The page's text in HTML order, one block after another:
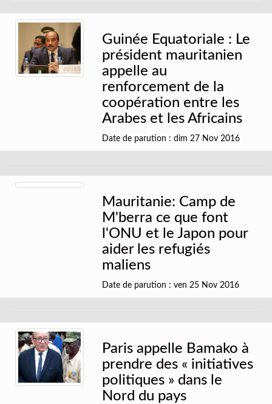
Guinée Equatoriale : Le
président mauritanien
appelle au
renforcement de la
coopération entre les
Arabes et les Africains
Date de parution : dim 27 Nov 2016
Mauritanie: Camp de
M'berra ce que font
l'ONU et le Japon pour
aider les refugiés
maliens
Date de parution : ven 25 Nov 2016
Paris appelle Bamako à
prendre des « initiatives
politiques » dans le
Nord du pays